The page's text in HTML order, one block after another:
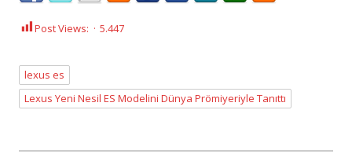
Post Views: 5.447
Tags
lexus es
Lexus Yeni Nesil ES Modelini Dünya Prömiyeriyle Tanıttı